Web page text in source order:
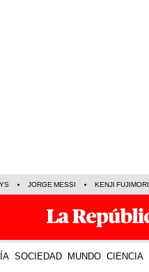
JORGE MESSI KENJI FUJIMORI
SOCIEDAD MUNDO CIENCIA